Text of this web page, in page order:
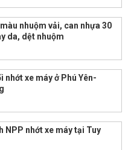
nhuộm vải, can nhựa 30
da, dệt nhuộm
nhớt xe máy ở Phú Yên-
NPP nhớt xe máy tại Tuy